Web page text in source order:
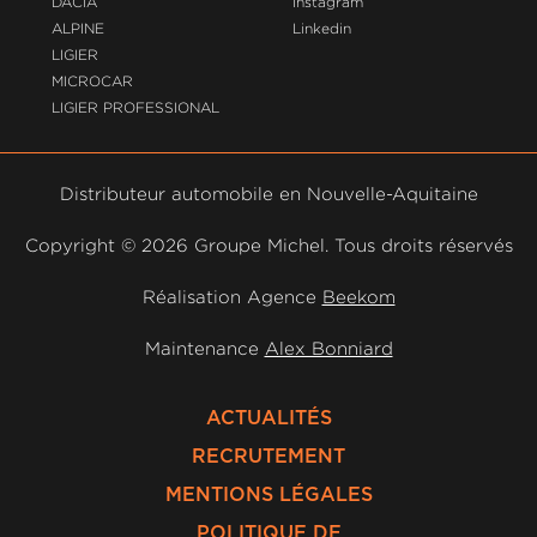
ALPINE
LIGIER
MICROCAR
LIGIER PROFESSIONAL
Linkedin
Distributeur automobile en Nouvelle-Aquitaine
Copyright © 2026 Groupe Michel. Tous droits réservés
Réalisation Agence Beekom
Maintenance Alex Bonniard
ACTUALITÉS
RECRUTEMENT
MENTIONS LÉGALES